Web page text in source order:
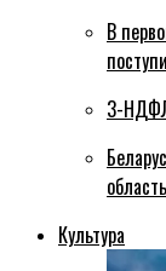
В
3-
Культура